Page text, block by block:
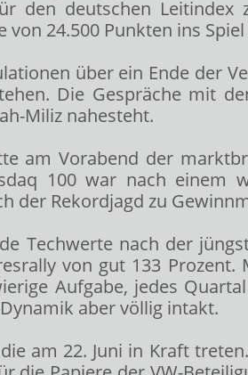
deutschen Leitindex
24.500 Punkten ins
über ein Ende der
Die Gespräche mit
Miliz nahesteht.
am Vorabend der
100 war nach einem
der Rekordjagd zu
Techwerte nach der
von gut 133
Aufgabe, jedes
aber völlig intakt.
am 22. Juni in Kraft